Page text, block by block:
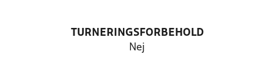
TURNERINGSFORBEHOLD
Nej